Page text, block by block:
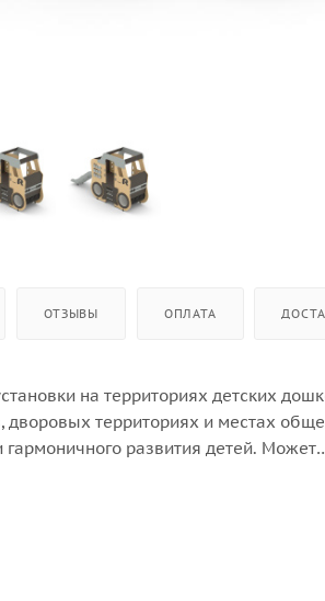
ОТЗЫВЫ ОПЛАТА
на территориях детских
дворовых территориях и местах
развития детей. Может